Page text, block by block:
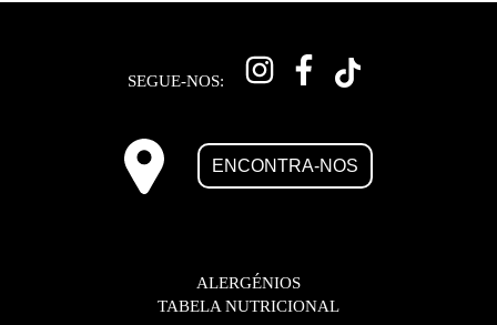
ENCONTRA-NOS
SEGUE-NOS:
ALERGÉNIOS
TABELA NUTRICIONAL